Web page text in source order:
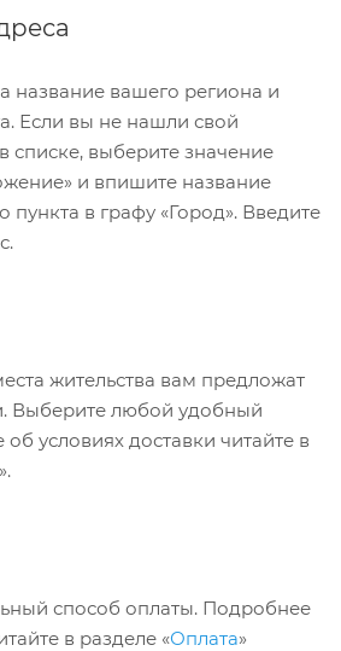
название вашего региона и
Если вы не нашли свой
списке, выберите значение
и впишите название
пункта в графу «Город». Введите
жительства вам предложат
Выберите любой удобный
условиях доставки читайте в
».
способ оплаты. Подробнее
в разделе «Оплата»